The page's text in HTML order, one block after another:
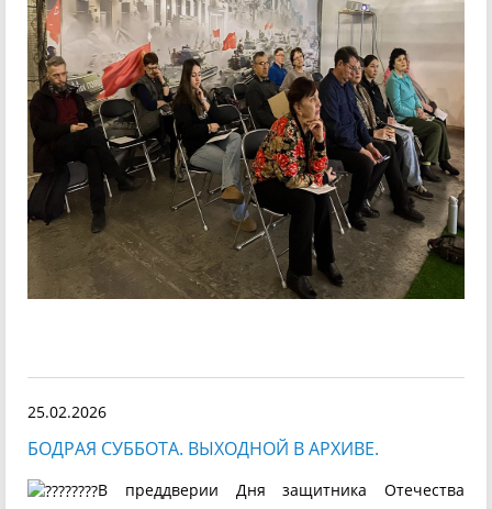
25.02.2026
БОДРАЯ СУББОТА. ВЫХОДНОЙ В АРХИВЕ.
В преддверии Дня защитника Отечества